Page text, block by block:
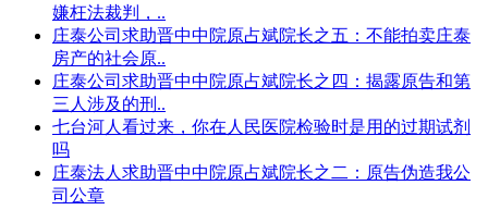
嫌枉法裁判，..
庄泰公司求助晋中中院原占斌院长之五：不能拍卖庄泰
房产的社会原..
庄泰公司求助晋中中院原占斌院长之四：揭露原告和第
三人涉及的刑..
七台河人看过来，你在人民医院检验时是用的过期试剂
吗
庄泰法人求助晋中中院原占斌院长之二：原告伪造我公
司公章